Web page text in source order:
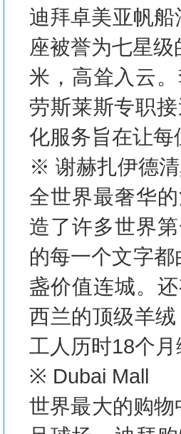
迪拜卓美亚帆
座被誉为七星
米，高耸入云
劳斯莱斯专职
化服务旨在让
※ 谢赫扎伊德
全世界最奢华
造了许多世界
的每一个文字
盏价值连城。
西兰的顶级羊
工人历时18个月
※ Dubai Mall
世界最大的购